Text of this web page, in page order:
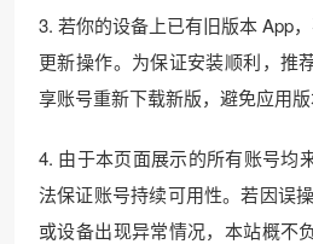
3. 若你的设备上已有旧版本 App
更新操作。为保证安装顺利，推
享账号重新下载新版，避免应用版
4. 由于本页面展示的所有账号均
法保证账号持续可用性。若因误
或设备出现异常情况，本站概不